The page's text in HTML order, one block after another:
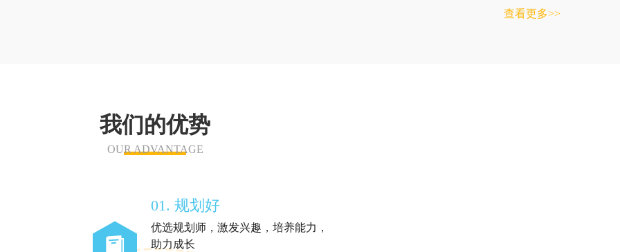
查看更多
我们的优势
OUR ADVANTAGE
01. 规划好
优选规划师，激发兴趣，培养能力，
助力成长